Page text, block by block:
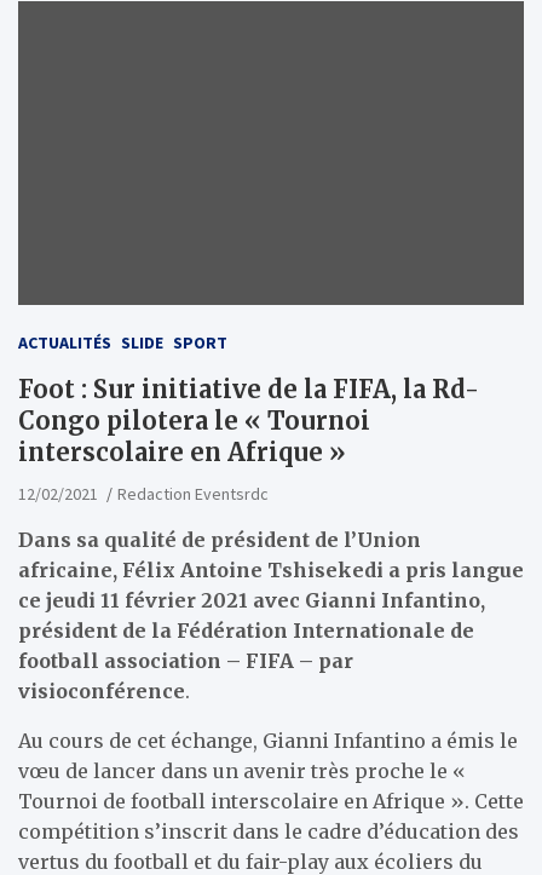
ACTUALITÉS SLIDE SPORT
Foot : Sur initiative de la FIFA, la Rd-
Congo pilotera le « Tournoi
interscolaire en Afrique »
12/02/2021 Redaction Eventsrdc
Dans sa qualité de président de l’Union
africaine, Félix Antoine Tshisekedi a pris langue
ce jeudi 11 février 2021 avec Gianni Infantino,
président de la Fédération Internationale de
football association – FIFA – par
visioconférence.
Au cours de cet échange, Gianni Infantino a émis le
vœu de lancer dans un avenir très proche le «
Tournoi de football interscolaire en Afrique ». Cette
compétition s’inscrit dans le cadre d’éducation des
vertus du football et du fair-play aux écoliers du